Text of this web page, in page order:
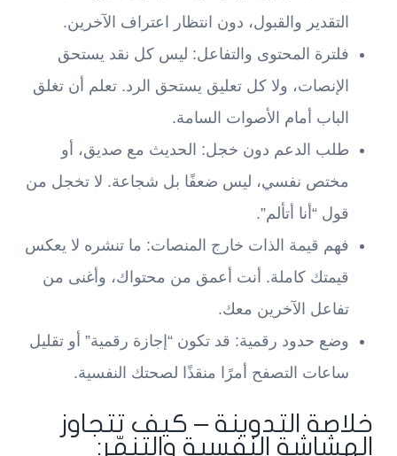
التقدير والقبول، دون انتظار اعتراف الآخرين.
فلترة المحتوى والتفاعل: ليس كل نقد يستحق
الإنصات، ولا كل تعليق يستحق الرد. تعلم أن تغلق
الباب أمام الأصوات السامة.
طلب الدعم دون خجل: الحديث مع صديق، أو
مختص نفسي، ليس ضعفًا بل شجاعة. لا تخجل من
قول “أنا أتألم”.
فهم قيمة الذات خارج المنصات: ما تنشره لا يعكس
قيمتك كاملة. أنت أعمق من محتواك، وأغنى من
تفاعل الآخرين معك.
وضع حدود رقمية: قد تكون “إجازة رقمية” أو تقليل
ساعات التصفح أمرًا منقذًا لصحتك النفسية.
خلاصة التدوينة – كيف تتجاوز
الهشاشة النفسية والتنمّر: